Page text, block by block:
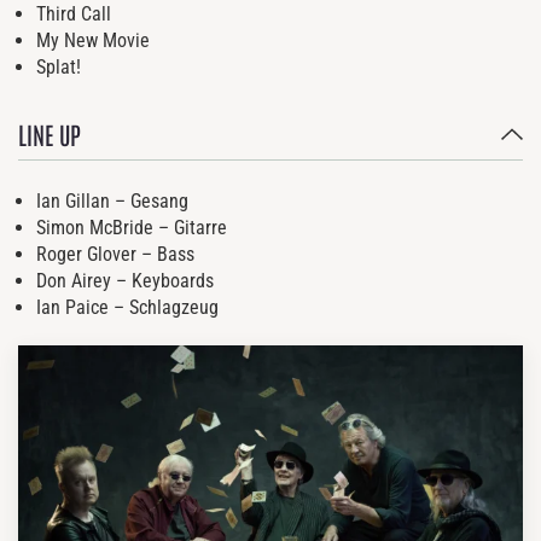
Third Call
My New Movie
Splat!
LINE UP
Ian Gillan – Gesang
Simon McBride – Gitarre
Roger Glover – Bass
Don Airey – Keyboards
Ian Paice – Schlagzeug